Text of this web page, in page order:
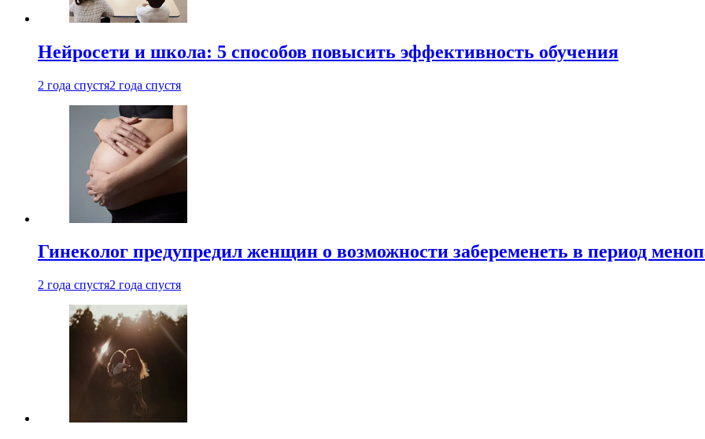
Нейросети и школа: 5 способов повысить эффективность обучения
2 года спустя2 года спустя
Гинеколог предупредил женщин о возможности забеременеть в период
2 года спустя2 года спустя